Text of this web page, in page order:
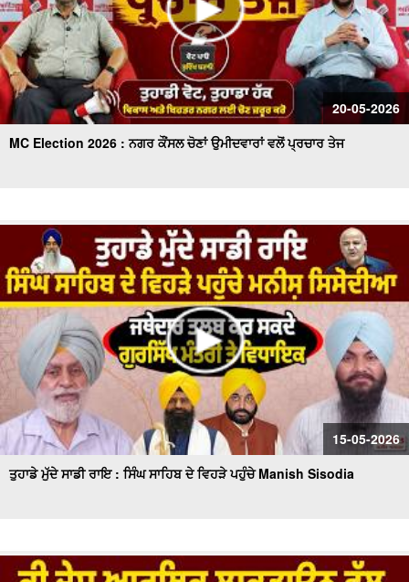
20-05-2026
MC Election 2026 : ਨਗਰ ਕੌਂਸਲ ਚੋਣਾਂ ਉਮੀਦਵਾਰਾਂ ਵਲੋਂ ਪ੍ਰਚਾਰ ਤੇਜ
15-05-2026
ਤੁਹਾਡੇ ਮੁੱਦੇ ਸਾਡੀ ਰਾਇ : ਸਿੰਘ ਸਾਹਿਬ ਦੇ ਵਿਹੜੇ ਪਹੁੰਚੇ Manish Sisodia